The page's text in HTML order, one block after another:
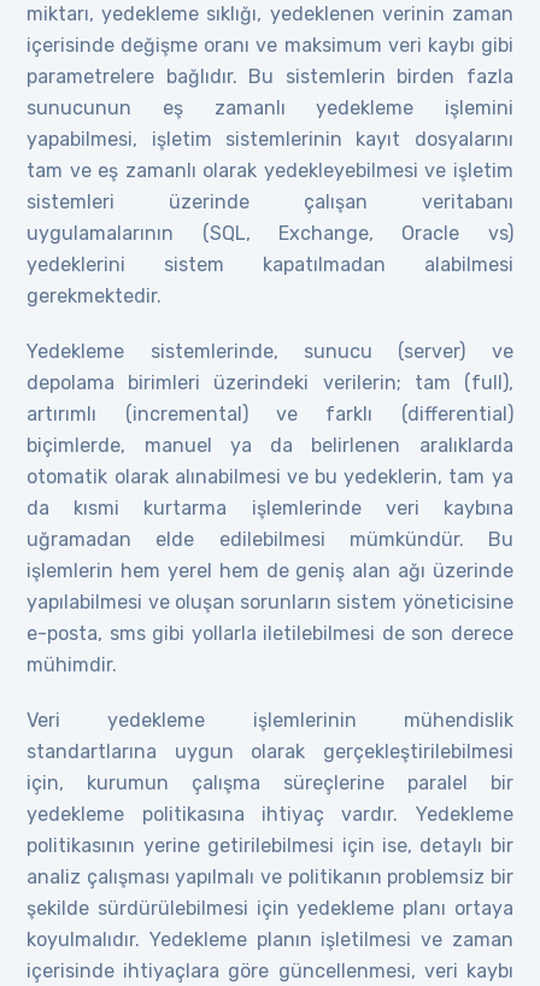
miktarı, yedekleme sıklığı, yedeklenen verinin zaman
içerisinde değişme oranı ve maksimum veri kaybı gibi
parametrelere bağlıdır. Bu sistemlerin birden fazla
sunucunun eş zamanlı yedekleme işlemini
yapabilmesi, işletim sistemlerinin kayıt dosyalarını
tam ve eş zamanlı olarak yedekleyebilmesi ve işletim
sistemleri üzerinde çalışan veritabanı
uygulamalarının (SQL, Exchange, Oracle vs)
yedeklerini sistem kapatılmadan alabilmesi
gerekmektedir.
Yedekleme sistemlerinde, sunucu (server) ve
depolama birimleri üzerindeki verilerin; tam (full),
artırımlı (incremental) ve farklı (differential)
biçimlerde, manuel ya da belirlenen aralıklarda
otomatik olarak alınabilmesi ve bu yedeklerin, tam ya
da kısmi kurtarma işlemlerinde veri kaybına
uğramadan elde edilebilmesi mümkündür. Bu
işlemlerin hem yerel hem de geniş alan ağı üzerinde
yapılabilmesi ve oluşan sorunların sistem yöneticisine
e-posta, sms gibi yollarla iletilebilmesi de son derece
mühimdir.
Veri yedekleme işlemlerinin mühendislik
standartlarına uygun olarak gerçekleştirilebilmesi
için, kurumun çalışma süreçlerine paralel bir
yedekleme politikasına ihtiyaç vardır. Yedekleme
politikasının yerine getirilebilmesi için ise, detaylı bir
analiz çalışması yapılmalı ve politikanın problemsiz bir
şekilde sürdürülebilmesi için yedekleme planı ortaya
koyulmalıdır. Yedekleme planın işletilmesi ve zaman
içerisinde ihtiyaçlara göre güncellenmesi, veri kaybı